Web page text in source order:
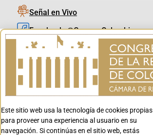
Señal en Vivo
Facebook_@CamaraColombia
Instagram_@CamaraColombia
X_@CamaraColombia
Youtube_@CamaraColombia
Youtube_@CanalCongreso
Este sitio web usa la tecnología de cookies propias
para proveer una experiencia al usuario en su
navegación. Si continúas en el sitio web, estás